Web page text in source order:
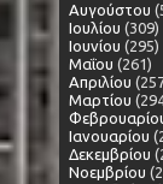
Αυγούστου
Ιουλίου (309)
Ιουνίου (295)
Μαΐου (261)
Απριλίου
Μαρτίου
Ιανουαρίου
Δεκεμβρίου
Νοεμβρίου